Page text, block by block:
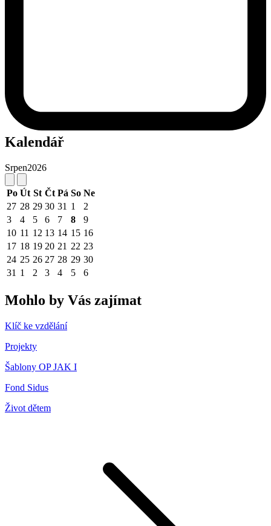
Kalendář
Srpen2026
Po Út St Čt Pá So Ne
27 28 29 30 31 1
2
3
4 5 6 7 8
9
10 11 12 13 14 15 16
17 18 19 20 21 22 23
24 25 26 27 28 29 30
31 1 2 3 4 5 6
Mohlo by Vás zajímat
Klíč ke vzdělání
Projekty
Šablony OP JAK I
Fond Sidus
Život dětem